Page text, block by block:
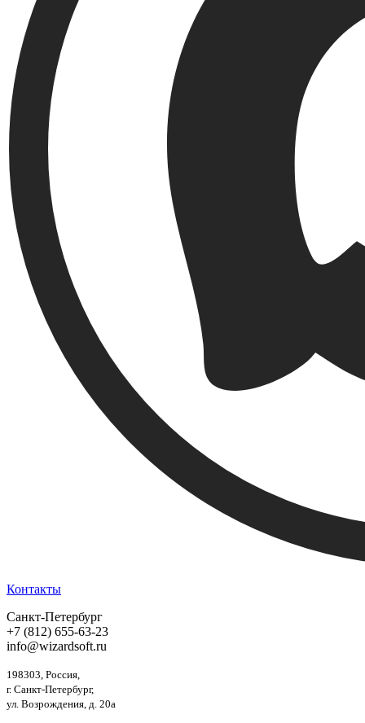
Контакты
Санкт-Петербург
+7 (812) 655-63-23
info@wizardsoft.ru
198303, Россия,
г. Санкт-Петербург,
ул. Возрождения, д. 20а